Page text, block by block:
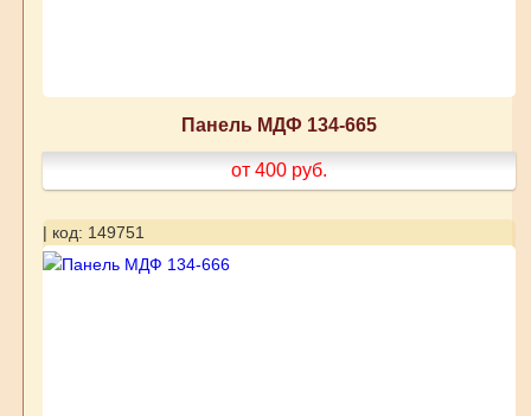
Панель МДФ 134-665
от 400 руб.
| код: 149751